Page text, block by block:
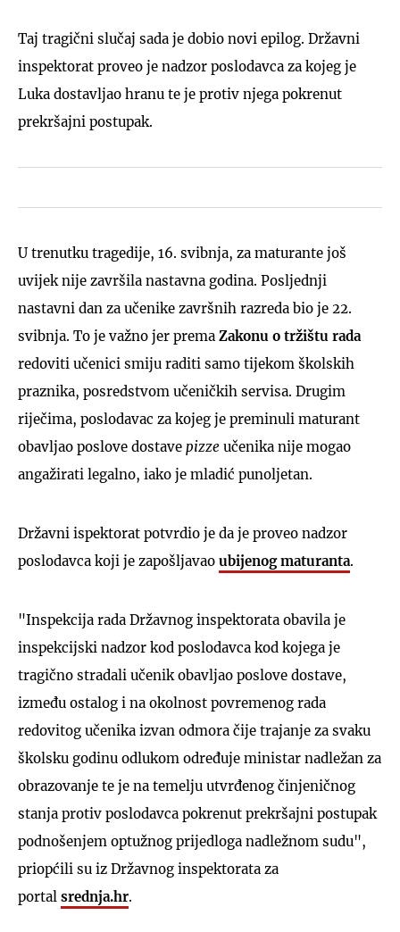
Taj tragični slučaj sada je dobio novi epilog. Državni
inspektorat proveo je nadzor poslodavca za kojeg je
Luka dostavljao hranu te je protiv njega pokrenut
prekršajni postupak.
U trenutku tragedije, 16. svibnja, za maturante još
uvijek nije završila nastavna godina. Posljednji
nastavni dan za učenike završnih razreda bio je 22.
svibnja. To je važno jer prema Zakonu o tržištu rada
redoviti učenici smiju raditi samo tijekom školskih
praznika, posredstvom učeničkih servisa. Drugim
riječima, poslodavac za kojeg je preminuli maturant
obavljao poslove dostave pizze učenika nije mogao
angažirati legalno, iako je mladić punoljetan.
Državni ispektorat potvrdio je da je proveo nadzor
poslodavca koji je zapošljavao ubijenog maturanta.
"Inspekcija rada Državnog inspektorata obavila je
inspekcijski nadzor kod poslodavca kod kojega je
tragično stradali učenik obavljao poslove dostave,
između ostalog i na okolnost povremenog rada
redovitog učenika izvan odmora čije trajanje za svaku
školsku godinu odlukom određuje ministar nadležan za
obrazovanje te je na temelju utvrđenog činjeničnog
stanja protiv poslodavca pokrenut prekršajni postupak
podnošenjem optužnog prijedloga nadležnom sudu",
priopćili su iz Državnog inspektorata za
portal srednja.hr.